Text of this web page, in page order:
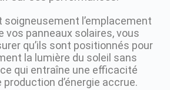
soigneusement l’emplacement
vos panneaux solaires, vous
qu’ils sont positionnés pour
la lumière du soleil sans
qui entraîne une efficacité
d’énergie accrue.